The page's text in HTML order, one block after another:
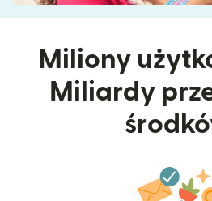
Miliony
Miliardy